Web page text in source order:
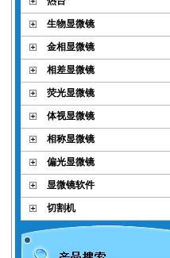
生物显微镜
金相显微镜
相差显微镜
荧光显微镜
体视显微镜
相称显微镜
偏光显微镜
显微镜软件
切割机